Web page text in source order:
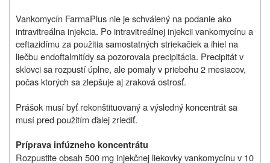
Vankomycín FarmaPlus nie je schválený na podanie ako
intravitreálna injekcia. Po intravitreálnej injekcii vankomycínu a
ceftazidímu za použitia samostatných striekačiek a ihiel na
liečbu endoftalmitídy sa pozorovala precipitácia. Precipitát v
sklovci sa rozpustí úplne, ale pomaly v priebehu 2 mesiacov,
počas ktorých sa zlepšuje aj zraková ostrosť.
Prášok musí byť rekonštituovaný a výsledný koncentrát sa
musí pred použitím ďalej zriediť.
Príprava infúzneho koncentrátu
Rozpustite obsah 500 mg injekčnej liekovky vankomycínu v 10